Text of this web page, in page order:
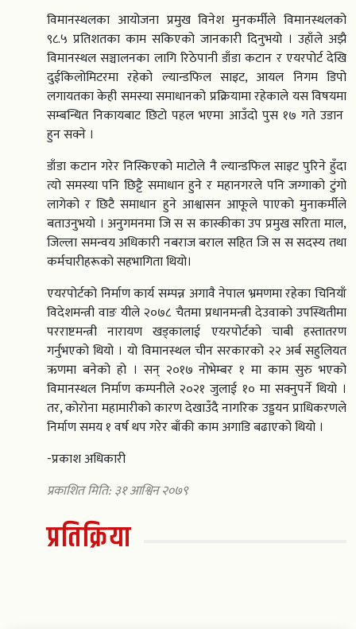
विमानस्थलका आयोजना प्रमुख विनेश मुनकर्मीले विमानस्थलको
९८.५ प्रतिशतका काम सकिएको जानकारी दिनुभयो । उहाँले अझै
विमानस्थल सञ्चालनका लागि रिठेपानी डाँडा कटान र एयरपोर्ट देखि
दुईकिलोमिटरमा रहेको ल्यान्डफिल साइट, आयल निगम डिपो
लगायतका केही समस्या समाधानको प्रक्रियामा रहेकाले यस विषयमा
सम्बन्धित निकायबाट छिटो पहल भएमा आउँदो पुस १७ गते उडान
हुन सक्ने ।
डाँडा कटान गरेर निस्किएको माटोले नै ल्यान्डफिल साइट पुरिने हुँदा
त्यो समस्या पनि छिट्टै समाधान हुने र महानगरले पनि जग्गाको टुंगो
लागेको र छिटै समाधान हुने आश्वासन आफूले पाएको मुनाकर्मीले
बताउनुभयो । अनुगमनमा जि स स कास्कीका उप प्रमुख सरिता माल,
जिल्ला समन्वय अधिकारी नबराज बराल सहित जि स स सदस्य तथा
कर्मचारीहरूको सहभागिता थियो।
एयरपोर्टको निर्माण कार्य सम्पन्न अगावै नेपाल भ्रमणमा रहेका चिनियाँ
विदेशमन्त्री वाङ यीले २०७८ चैतमा प्रधानमन्त्री देउवाको उपस्थितीमा
परराष्टमन्त्री नारायण खड्कालाई एयरपोर्टको चाबी हस्तातरण
गर्नुभएको थियो । यो विमानस्थल चीन सरकारको २२ अर्ब सहुलियत
ऋणमा बनेको हो । सन् २०१७ नोभेम्बर १ मा काम सुरु भएको
विमानस्थल निर्माण कम्पनीले २०२१ जुलाई १० मा सक्नुपर्ने थियो ।
तर, कोरोना महामारीको कारण देखाउँदै नागरिक उड्डयन प्राधिकरणले
निर्माण समय १ वर्ष थप गरेर बाँकी काम अगाडि बढाएको थियो ।
-प्रकाश अधिकारी
प्रकाशित मिति: ३१ आश्विन २०७९
प्रतिक्रिया